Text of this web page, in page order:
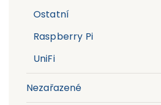
Ostatní
Raspberry Pi
UniFi
Nezařazené